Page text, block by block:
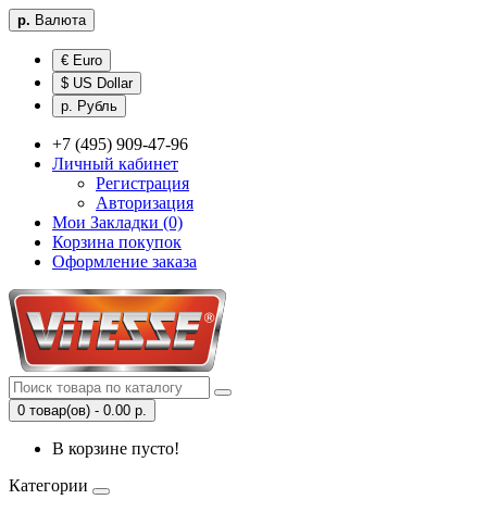
р. Валюта
€ Euro
$ US Dollar
р. Рубль
+7 (495) 909-47-96
Личный кабинет
Регистрация
Авторизация
Мои Закладки (0)
Корзина покупок
Оформление заказа
0 товар(ов) - 0.00 р.
В корзине пусто!
Категории